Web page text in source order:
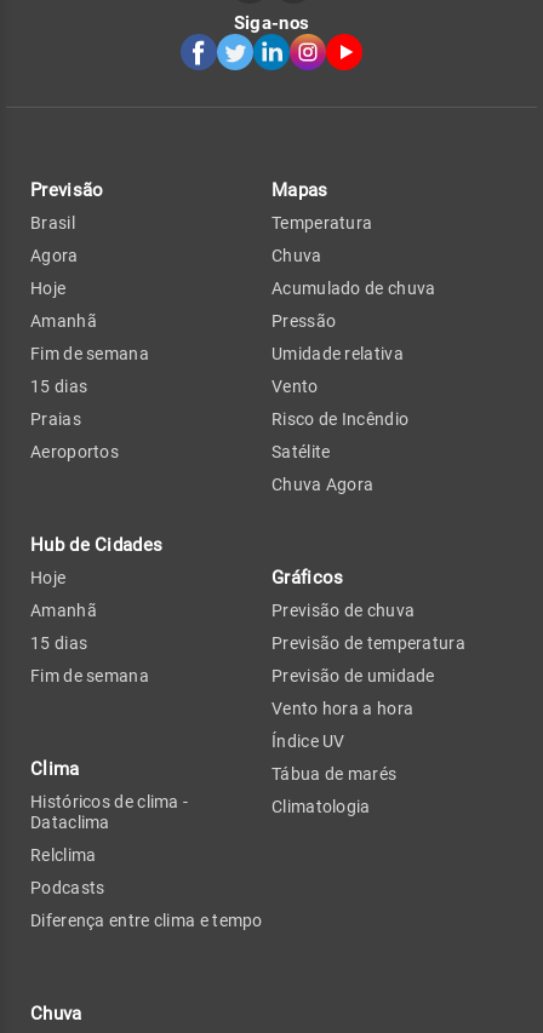
Siga-nos
Previsão
Brasil
Agora
Hoje
Amanhã
Fim de semana
15 dias
Praias
Aeroportos
Hub de Cidades
Hoje
Amanhã
15 dias
Fim de semana
Clima
Históricos de clima -
Dataclima
Relclima
Podcasts
Diferença entre clima e tempo
Chuva
Mapas
Temperatura
Chuva
Acumulado de chuva
Pressão
Umidade relativa
Vento
Risco de Incêndio
Satélite
Chuva Agora
Gráficos
Previsão de chuva
Previsão de temperatura
Previsão de umidade
Vento hora a hora
Índice UV
Tábua de marés
Climatologia